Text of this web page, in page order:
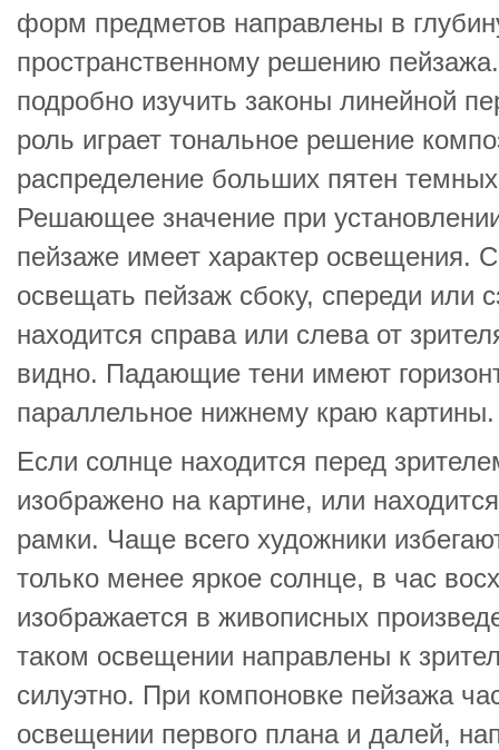
форм предметов направлены в
пространственному решению
подробно изучить законы линейной
роль играет тональное решение
распределение больших пятен
Решающее значение при
пейзаже имеет характер освещения.
освещать пейзаж сбоку, спереди или
находится справа или слева от
видно. Падающие тени имеют
параллельное нижнему краю картины.
Если солнце находится перед
изображено на картине, или
рамки. Чаще всего художники
только менее яркое солнце, в час
изображается в живописных
таком освещении направлены к
силуэтно. При компоновке пейзажа
освещении первого плана и далей,